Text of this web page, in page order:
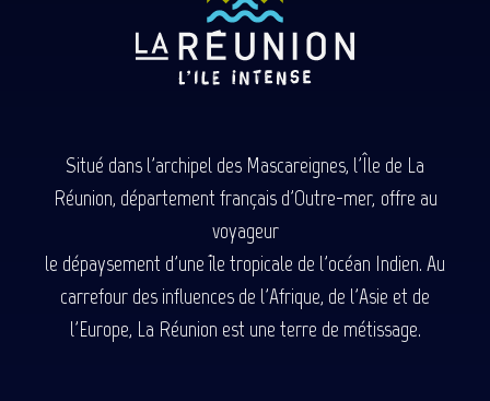
Situé dans l'archipel des Mascareignes, l'Île de La
Réunion, département français d'Outre-mer, offre au
voyageur
le dépaysement d'une île tropicale de l'océan Indien. Au
carrefour des influences de l'Afrique, de l'Asie et de
l'Europe, La Réunion est une terre de métissage.